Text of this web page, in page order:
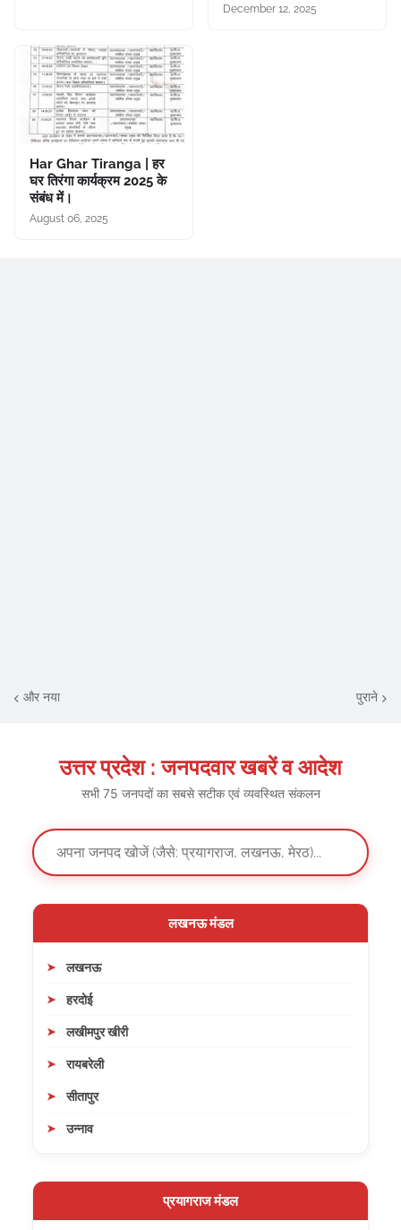
December 12, 2025
Har Ghar Tiranga | हर
घर तिरंगा कार्यक्रम 2025 के
संबंध में।
August 06, 2025
और नया पुराने
उत्तर प्रदेश : जनपदवार खबरें व आदेश
सभी 75 जनपदों का सबसे सटीक एवं व्यवस्थित संकलन
लखनऊ मंडल
लखनऊ
हरदोई
लखीमपुर खीरी
रायबरेली
सीतापुर
उन्नाव
प्रयागराज मंडल